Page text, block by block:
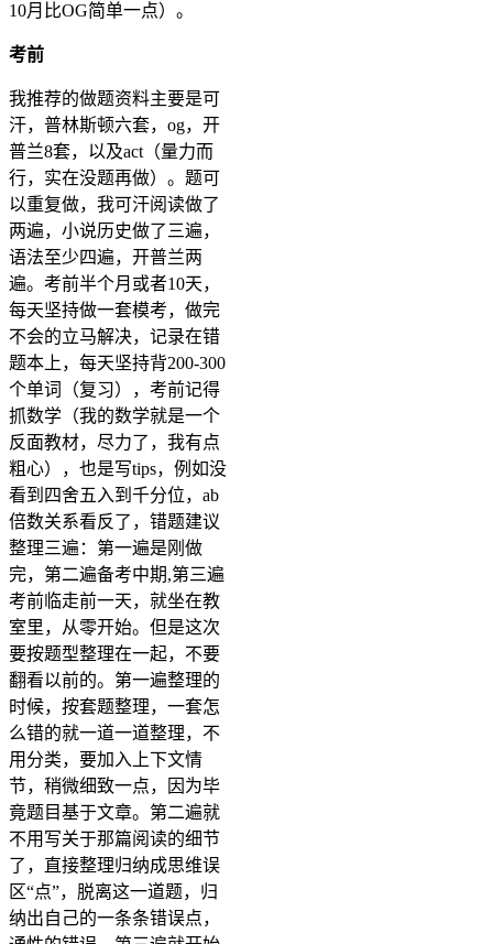
10月比OG简单一点）。
考前
我推荐的做题资料主要是可
汗，普林斯顿六套，og，开
普兰8套，以及act（量力而
行，实在没题再做）。题可
以重复做，我可汗阅读做了
两遍，小说历史做了三遍，
语法至少四遍，开普兰两
遍。考前半个月或者10天，
每天坚持做一套模考，做完
不会的立马解决，记录在错
题本上，每天坚持背200-300
个单词（复习），考前记得
抓数学（我的数学就是一个
反面教材，尽力了，我有点
粗心），也是写tips，例如没
看到四舍五入到千分位，ab
倍数关系看反了，错题建议
整理三遍：第一遍是刚做
完，第二遍备考中期,第三遍
考前临走前一天，就坐在教
室里，从零开始。但是这次
要按题型整理在一起，不要
翻看以前的。第一遍整理的
时候，按套题整理，一套怎
么错的就一道一道整理，不
用分类，要加入上下文情
节，稍微细致一点，因为毕
竟题目基于文章。第二遍就
不用写关于那篇阅读的细节
了，直接整理归纳成思维误
区“点”，脱离这一道题，归
纳出自己的一条条错误点，